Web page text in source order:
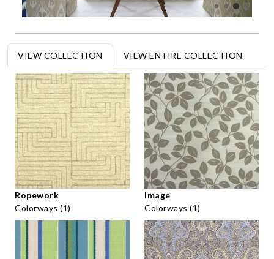
VIEW COLLECTION VIEW ENTIRE COLLECTION
Ropework
Colorways (1)
Image
Colorways (1)